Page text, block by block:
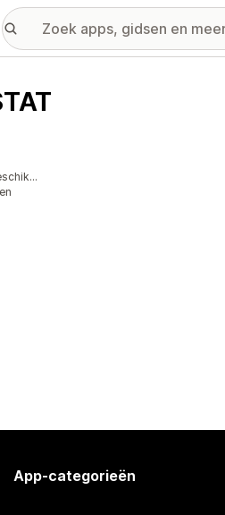
Gratis abonnement beschikbaar
App-categorieën